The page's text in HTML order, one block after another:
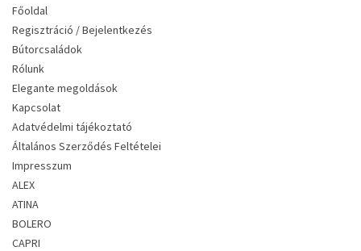
Főoldal
Regisztráció / Bejelentkezés
Bútorcsaládok
Rólunk
Elegante megoldások
Kapcsolat
Adatvédelmi tájékoztató
Általános Szerződés Feltételei
Impresszum
ALEX
ATINA
BOLERO
CAPRI